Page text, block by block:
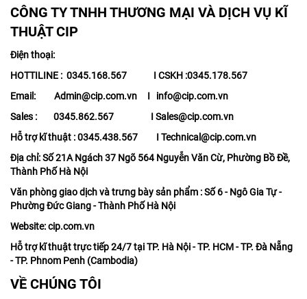
CÔNG TY TNHH THƯƠNG MẠI VÀ DỊCH VỤ KĨ
THUẬT CIP
Điện thoại:
HOTTILINE : 0345.168.567 I CSKH :0345.178.567
Email: Admin@cip.com.vn I info@cip.com.vn
Sales : 0345.862.567 I Sales@cip.com.vn
Hỗ trợ kĩ thuật : 0345.438.567 I Technical@cip.com.vn
Địa chỉ: Số 21A Ngách 37 Ngõ 564 Nguyễn Văn Cừ, Phường Bồ Đề,
Thành Phố Hà Nội
Văn phòng giao dịch và trưng bày sản phẩm : Số 6 - Ngô Gia Tự -
Phường Đức Giang - Thành Phố Hà Nội
Website: cip.com.vn
Hỗ trợ kĩ thuật trực tiếp 24/7 tại TP. Hà Nội - TP. HCM - TP. Đà Nẵng
- TP. Phnom Penh (Cambodia)
VỀ CHÚNG TÔI